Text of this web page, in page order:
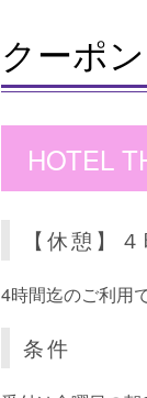
クーポン
HOTEL
【休憩】
4時間迄のご利用
条件